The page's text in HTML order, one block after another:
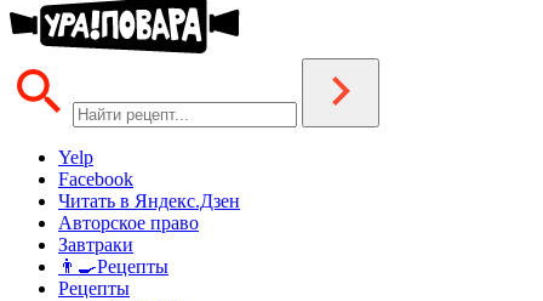
Yelp
Facebook
Читать в Яндекс.Дзен
Авторское право
Завтраки
👨‍🍳Рецепты
Рецепты